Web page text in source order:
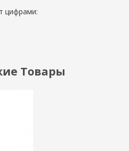
цифрами:
Товары